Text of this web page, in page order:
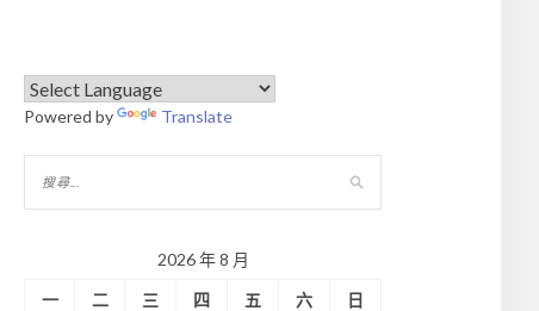
Powered by Translate
2026 年 8 月
一
二 三 四 五 六 日